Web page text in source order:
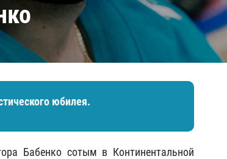
юбилея.
Бабенко сотым в Континентальной